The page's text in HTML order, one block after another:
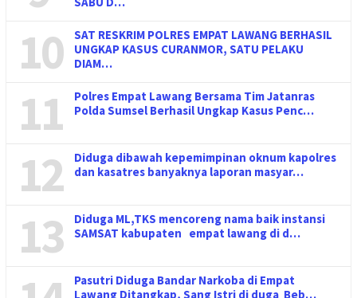
10
SAT RESKRIM POLRES EMPAT LAWANG BERHASIL
UNGKAP KASUS CURANMOR, SATU PELAKU
DIAM…
11
Polres Empat Lawang Bersama Tim Jatanras
Polda Sumsel Berhasil Ungkap Kasus Penc…
12
Diduga dibawah kepemimpinan oknum kapolres
dan kasatres banyaknya laporan masyar…
13
Diduga ML,TKS mencoreng nama baik instansi
SAMSAT kabupaten empat lawang di d…
Pasutri Diduga Bandar Narkoba di Empat
Lawang Ditangkap, Sang Istri di duga Beb…